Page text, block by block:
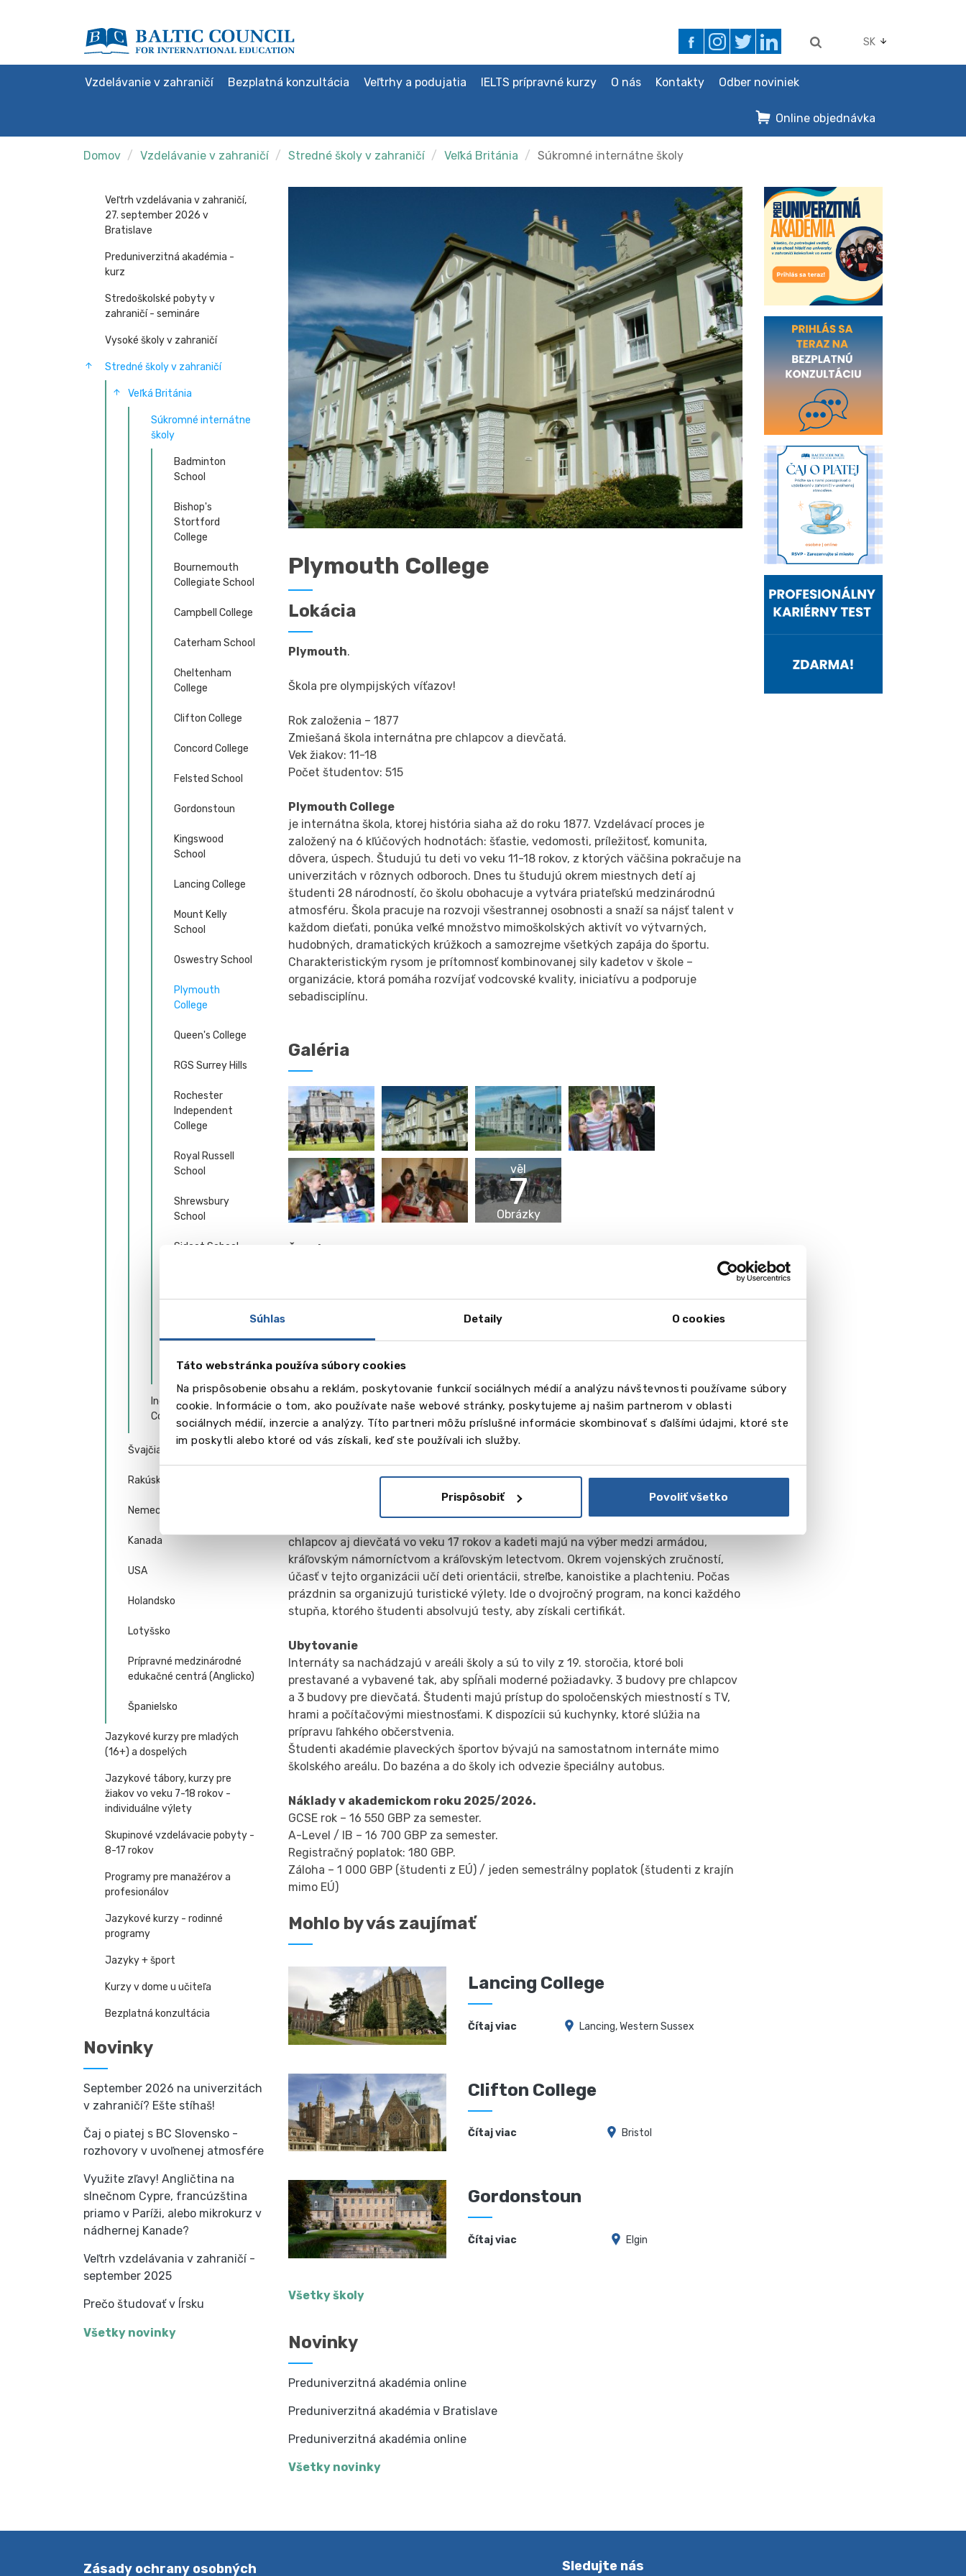
Súhlas Detaily O cookies
Táto webstránka používa súbory cookies
Na prispôsobenie obsahu a reklám, poskytovanie funkcií sociálnych médií a analýzu návštevnosti používame súbory
cookie. Informácie o tom, ako používate naše webové stránky, poskytujeme aj našim partnerom v oblasti
sociálnych médií, inzercie a analýzy. Títo partneri môžu príslušné informácie skombinovať s ďalšími údajmi, ktoré ste
im poskytli alebo ktoré od vás získali, keď ste používali ich služby.
Prispôsobiť Povoliť všetko
SK
Vzdelávanie v zahraničí Bezplatná konzultácia Veľtrhy a podujatia IELTS prípravné kurzy O nás Kontakty Odber noviniek
Online objednávka
Domov Vzdelávanie v zahraničí Stredné školy v zahraničí Veľká Británia Súkromné internátne školy
Veľtrh vzdelávania v zahraničí,
27. september 2026 v
Bratislave
Preduniverzitná akadémia -
kurz
Stredoškolské pobyty v
zahraničí - semináre
Vysoké školy v zahraničí
Stredné školy v zahraničí
Veľká Británia
Súkromné internátne
školy
Badminton
School
Bishop's
Stortford
College
Bournemouth
Collegiate School
Campbell College
Caterham School
Cheltenham
College
Clifton College
Concord College
Felsted School
Gordonstoun
Kingswood
School
Lancing College
Mount Kelly
School
Oswestry School
Plymouth
College
Queen's College
RGS Surrey Hills
Rochester
Independent
College
Royal Russell
School
Shrewsbury
School
Sidcot School
School
Wycliffe College
Independent VI Form
Colleges
Švajčiarsko
Rakúsko
Nemecko
Kanada
USA
Holandsko
Lotyšsko
Prípravné medzinárodné
edukačné centrá (Anglicko)
Španielsko
Jazykové kurzy pre mladých
(16+) a dospelých
Jazykové tábory, kurzy pre
žiakov vo veku 7-18 rokov -
individuálne výlety
Skupinové vzdelávacie pobyty -
8-17 rokov
Programy pre manažérov a
profesionálov
Jazykové kurzy - rodinné
programy
Jazyky + šport
Kurzy v dome u učiteľa
Bezplatná konzultácia
Novinky
September 2026 na univerzitách
v zahraničí? Ešte stíhaš!
Čaj o piatej s BC Slovensko -
rozhovory v uvoľnenej atmosfére
Využite zľavy! Angličtina na
slnečnom Cypre, francúzština
priamo v Paríži, alebo mikrokurz v
nádhernej Kanade?
Veľtrh vzdelávania v zahraničí -
september 2025
Prečo študovať v Írsku
Všetky novinky
Plymouth College
Lokácia
Plymouth.
Škola pre olympijských víťazov!
Rok založenia – 1877
Zmiešaná škola internátna pre chlapcov a dievčatá.
Vek žiakov: 11-18
Počet študentov: 515
Plymouth College
je internátna škola, ktorej história siaha až do roku 1877. Vzdelávací proces je
založený na 6 kľúčových hodnotách: šťastie, vedomosti, príležitosť, komunita,
dôvera, úspech. Študujú tu deti vo veku 11-18 rokov, z ktorých väčšina pokračuje na
univerzitách v rôznych odboroch. Dnes tu študujú okrem miestnych detí aj
študenti 28 národností, čo školu obohacuje a vytvára priateľskú medzinárodnú
atmosféru. Škola pracuje na rozvoji všestrannej osobnosti a snaží sa nájsť talent v
každom dieťati, ponúka veľké množstvo mimoškolských aktivít vo výtvarných,
hudobných, dramatických krúžkoch a samozrejme všetkých zapája do športu.
Charakteristickým rysom je prítomnosť kombinovanej sily kadetov v škole –
organizácie, ktorá pomáha rozvíjať vodcovské kvality, iniciatívu a podporuje
sebadisciplínu.
Galéria
vēl
7
Obrázky
Šport
Pokiaľ ide o šport, meno školy je všeobecne známe aj mimo Anglicka. Štyria študenti
Plymouth College súťažili v plávaní na olympijských hrách v Londýne, pričom získali
jednu zlatú a jednu bronzovú medailu. V roku 2001 začala Plymouth College
spolupracovať s profesionálnou plaveckou školou Plymouth Leander, čo dáva
Okrem plávania má škola tím basketbalu, bedmintonu a pozemného hokeja, ktoré
súťažia s družstvami z iných škôl na regionálnej úrovni. Kanoistický klub súťaží v
maratónskom plávaní na všetkých podujatiach na juhozápade Anglicka.
Plymouth College je skrátka ideálna škola pre budúcich olympijských víťazov, ktorí
okrem športu potrebujú ovládať aj matematiku a iné školské predmety.
Škola má veľký počet záujmových krúžkov, oddielov a mnohí žiaci sa zúčastňujú
divadelných a hudobných inscenácií.
chlapcov aj dievčatá vo veku 17 rokov a kadeti majú na výber medzi armádou,
kráľovským námorníctvom a kráľovským letectvom. Okrem vojenských zručností,
účasť v tejto organizácii učí deti orientácii, streľbe, kanoistike a plachteniu. Počas
prázdnin sa organizujú turistické výlety. Ide o dvojročný program, na konci každého
stupňa, ktorého študenti absolvujú testy, aby získali certifikát.
Ubytovanie
Internáty sa nachádzajú v areáli školy a sú to vily z 19. storočia, ktoré boli
prestavané a vybavené tak, aby spĺňali moderné požiadavky. 3 budovy pre chlapcov
a 3 budovy pre dievčatá. Študenti majú prístup do spoločenských miestností s TV,
hrami a počítačovými miestnosťami. K dispozícii sú kuchynky, ktoré slúžia na
prípravu ľahkého občerstvenia.
Študenti akadémie plaveckých športov bývajú na samostatnom internáte mimo
školského areálu. Do bazéna a do školy ich odvezie špeciálny autobus.
Náklady v akademickom roku 2025/2026.
GCSE rok – 16 550 GBP za semester.
A-Level / IB – 16 700 GBP za semester.
Registračný poplatok: 180 GBP.
Záloha – 1 000 GBP (študenti z EÚ) / jeden semestrálny poplatok (študenti z krajín
mimo EÚ)
Mohlo by vás zaujímať
Lancing College
Čítaj viac Lancing, Western Sussex
Clifton College
Čítaj viac Bristol
Gordonstoun
Čítaj viac Elgin
Všetky školy
Novinky
Preduniverzitná akadémia online
Preduniverzitná akadémia v Bratislave
Preduniverzitná akadémia online
Všetky novinky
Zásady ochrany osobných Sledujte nás